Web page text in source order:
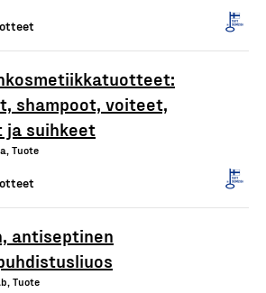
shampoot, voiteet,
ja suihkeet
Tuote
antiseptinen
Tuote